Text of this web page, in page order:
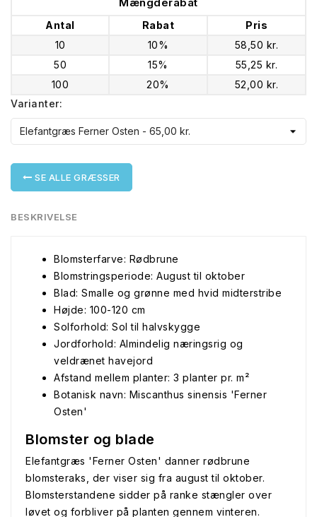
Antal Rabat
Pris
10
10%
58,50 kr.
50
15%
55,25 kr.
100
20%
52,00 kr.
Varianter:
SE ALLE GRÆSSER
BESKRIVELSE
Blomsterfarve: Rødbrune
Blomstringsperiode: August til oktober
Blad: Smalle og grønne med hvid midterstribe
Højde: 100-120 cm
Solforhold: Sol til halvskygge
Jordforhold: Almindelig næringsrig og
veldrænet havejord
Afstand mellem planter: 3 planter pr. m²
Botanisk navn: Miscanthus sinensis 'Ferner
Osten'
Blomster og blade
Elefantgræs 'Ferner Osten' danner rødbrune
blomsteraks, der viser sig fra august til oktober.
Blomsterstandene sidder på ranke stængler over
løvet og forbliver på planten gennem vinteren.